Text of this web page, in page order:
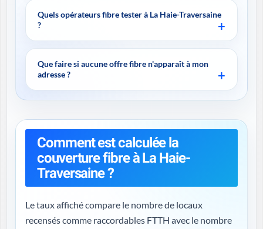
Quels opérateurs fibre tester à La Haie-Traversaine
?
Que faire si aucune offre fibre n'apparaît à mon
adresse ?
Comment est calculée la
couverture fibre à La Haie-
Traversaine ?
Le taux affiché compare le nombre de locaux
recensés comme raccordables FTTH avec le nombre